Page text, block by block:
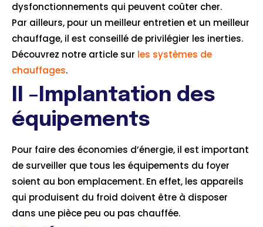
dysfonctionnements qui peuvent coûter cher.
Par ailleurs, pour un meilleur entretien et un meilleur
chauffage, il est conseillé de privilégier les inerties.
Découvrez notre article sur les systèmes de
chauffages.
II –Implantation des
équipements
Pour faire des économies d’énergie, il est important
de surveiller que tous les équipements du foyer
soient au bon emplacement. En effet, les appareils
qui produisent du froid doivent être à disposer
dans une pièce peu ou pas chauffée.